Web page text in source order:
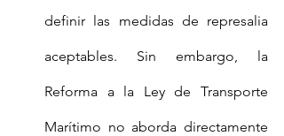
definir las medidas de represalia
aceptables. Sin embargo, la
Reforma a la Ley de Transporte
Marítimo no aborda directamente